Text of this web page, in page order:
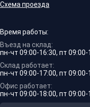
Схема проезда
Время работы:
Въезд на склад:
пн-чт 09:00-16:30, пт 09:00-
Склад работает:
пн-чт 09:00-17:00, пт 09:00-
Офис работает:
пн-чт 09:00-18:00, пт 09:00-